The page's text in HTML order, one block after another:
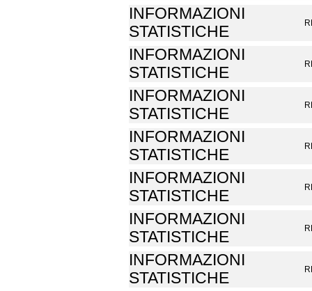
INFORMAZIONI
STATISTICHE
INFORMAZIONI
STATISTICHE
INFORMAZIONI
STATISTICHE
INFORMAZIONI
STATISTICHE
INFORMAZIONI
STATISTICHE
INFORMAZIONI
STATISTICHE
INFORMAZIONI
STATISTICHE